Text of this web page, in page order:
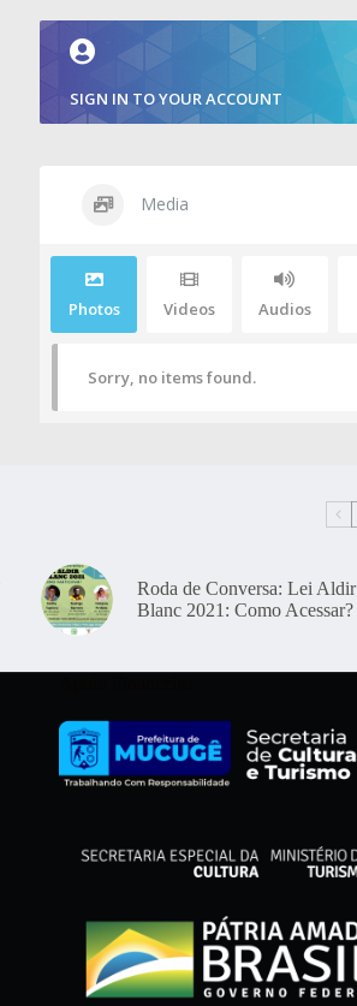
SIGN IN TO YOUR ACCOUNT
Media
Photos Videos Audios
Sorry, no items found.
Roda de Conversa: Lei Aldir
Blanc 2021: Como Acessar?